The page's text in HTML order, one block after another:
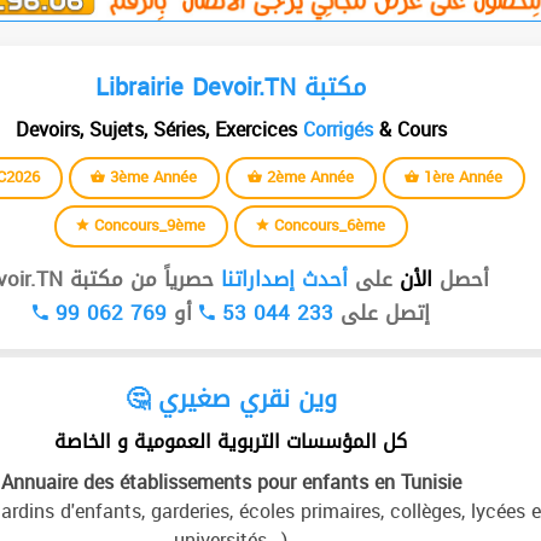
Librairie Devoir.TN مكتبة
Devoirs, Sujets, Séries, ExercicesCorrigés& Cours
3ème Année 2ème Année
1ère Année
Concours_9ème
Concours_6ème
أحصل الأن على أحدث إصداراتنا حصرياً من مكتبة Devoir.TN
إتصل على 53 044 233 أو99 062 769
🤔 وين نقري صغيري
كل المؤسسات التربوية العمومية و الخاصة
Annuaire des établissements pour enfants en Tunisie
d'enfants, garderies, écoles primaires, collèges, lycées